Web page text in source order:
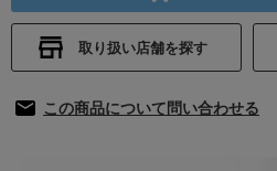
取り扱い店舗を探す
この商品について問い合わせる